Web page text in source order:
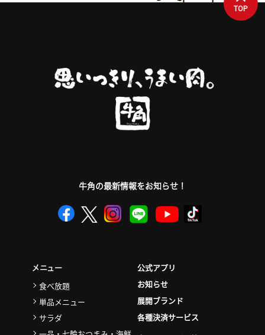
TOP
牛角の最新情報をお知らせ！
メニュー
食べ放題
単品メニュー
サラダ
公式アプリ
お知らせ
展開ブランド
各種決済サービス